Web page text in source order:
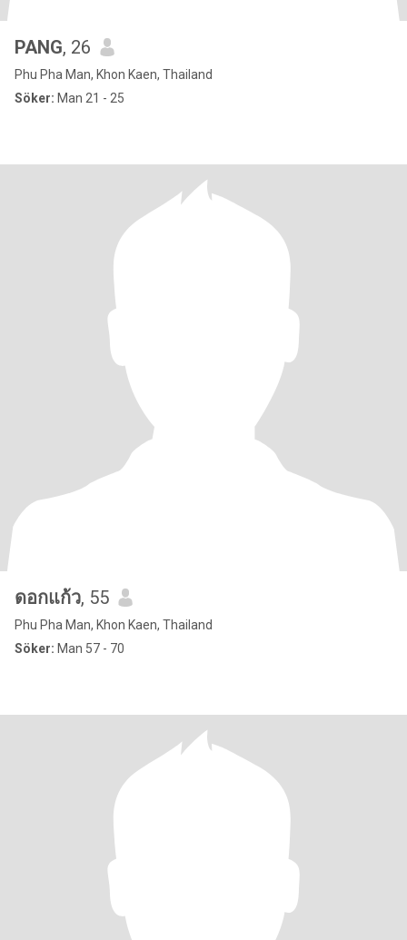
PANG, 26
Phu Pha Man, Khon Kaen, Thailand
Söker: Man 21 - 25
ดอกแก้ว, 55
Phu Pha Man, Khon Kaen, Thailand
Söker: Man 57 - 70